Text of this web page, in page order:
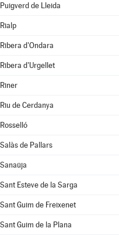
Puigverd de Lleida
Rialp
Ribera d'Ondara
Ribera d'Urgellet
Riner
Riu de Cerdanya
Rosselló
Salàs de Pallars
Sanaüja
Sant Esteve de la Sarga
Sant Guim de Freixenet
Sant Guim de la Plana